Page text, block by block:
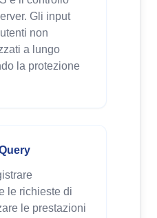
Gli input
non
a lungo
la protezione
le richieste di
le prestazioni